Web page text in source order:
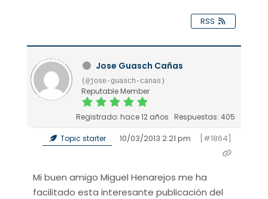
RSS
Jose Guasch Cañas
(@jose-guasch-canas)
Reputable Member
Registrado: hace 12 años Respuestas: 405
Topic starter 10/03/2013 2:21 pm [#1864]
Mi buen amigo Miguel Henarejos me ha
facilitado esta interesante publicación del